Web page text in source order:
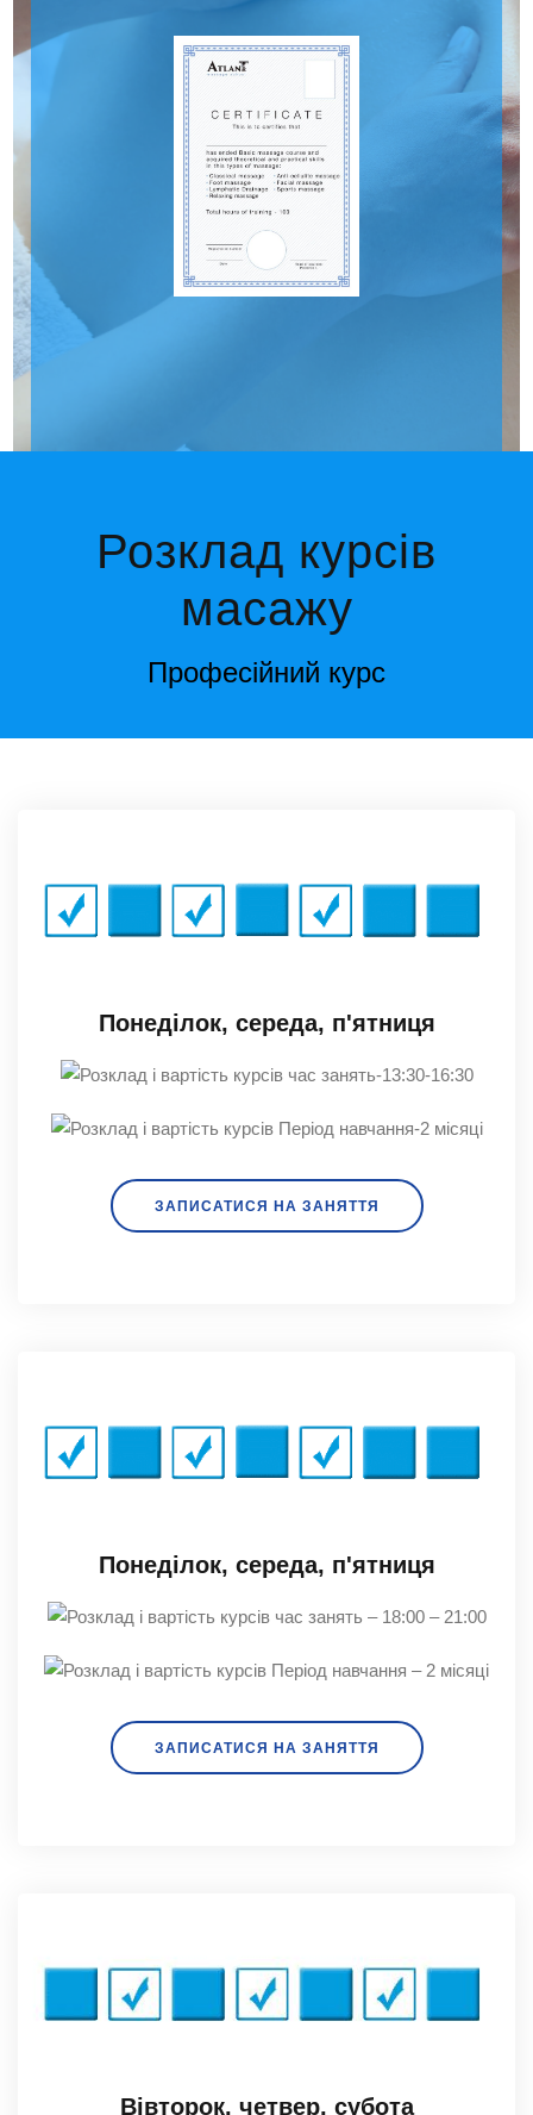
Розклад курсів
масажу
Професійний курс
Понеділок, середа, п'ятниця
час занять-13:30-16:30
Період навчання-2 місяці
ЗАПИСАТИСЯ НА ЗАНЯТТЯ
Понеділок, середа, п'ятниця
час занять – 18:00 – 21:00
Період навчання – 2 місяці
ЗАПИСАТИСЯ НА ЗАНЯТТЯ
Вівторок, четвер, субота